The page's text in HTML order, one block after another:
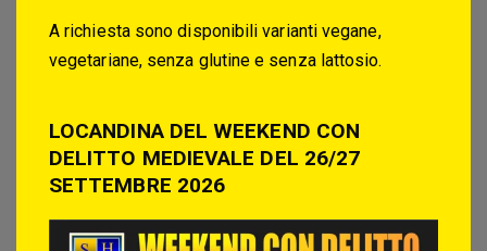
A richiesta sono disponibili varianti vegane,
vegetariane, senza glutine e senza lattosio.
LOCANDINA DEL WEEKEND CON
DELITTO MEDIEVALE DEL 26/27
SETTEMBRE 2026